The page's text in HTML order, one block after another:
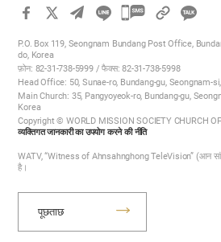
카
오
톡
공
하
P.O. Box 119, Seongnam Bundang Post Office,
do, Korea
फ़ोन: 82-31-738-5999 / फैक्स: 82-31-738-5998
Head Office: 50, Sunae-ro, Bundang-gu, Seongnam-
Main Church: 35, Pangyoyeok-ro, Bundang-gu,
Korea
Copyright © WORLD MISSION SOCIETY CHURCH
व्यक्तिगत जानकारी का उपयोग करने की नीति
WATV, “Witness of Ahnsahnghong TeleVision” (आन सांग
है।
पूछताछ